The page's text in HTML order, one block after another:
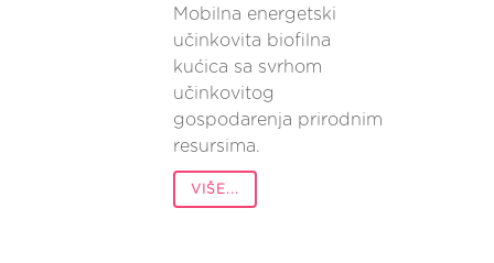
Mobilna energetski
učinkovita biofilna
kućica sa svrhom
učinkovitog
gospodarenja prirodnim
resursima.
VIŠE...